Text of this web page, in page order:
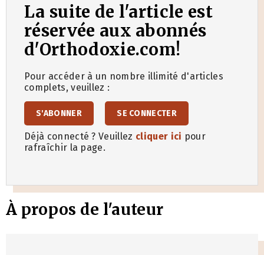
La suite de l'article est
réservée aux abonnés
d'Orthodoxie.com!
Pour accéder à un nombre illimité d'articles
complets, veuillez :
S'ABONNER SE CONNECTER
Déjà connecté ? Veuillez cliquer ici pour
rafraîchir la page.
À propos de l'auteur